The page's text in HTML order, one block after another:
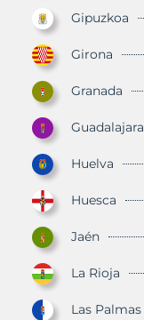
Gipuzkoa
Girona
Granada
Guadalajara
Huelva
Huesca
Jaén
La Rioja
Las Palmas